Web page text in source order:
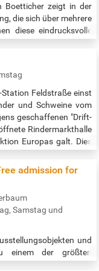
Boetticher zeigt in der
die sich über mehrere
diese eindrucksvolle
flämischen Malern
19. Jahrhunderts bis
Feldstraße einst
und Schweine vom
geschaffenen "Drift-
Rindermarkthalle
Europas galt. Dies
und dem Schaff…
admission for
Samstag und
und
einem der größten